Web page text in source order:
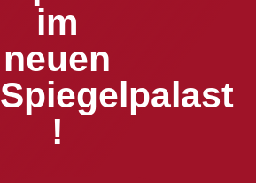
im
neuen
Spiegelpalast
!